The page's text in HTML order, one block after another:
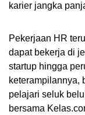
karier jangka
Pekerjaan HR
dapat bekerja di
startup hingga
keterampilannya,
pelajari seluk
bersama